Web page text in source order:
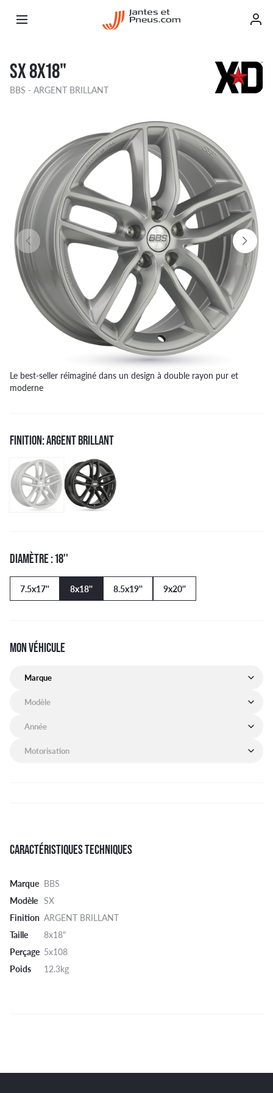
SX 8X18"
BBS - ARGENT BRILLANT
Le best-seller réimaginé dans un design à double rayon pur et
moderne
FINITION: ARGENT BRILLANT
DIAMÈTRE : 18''
7.5x17'' 8x18'' 8.5x19'' 9x20''
MON VÉHICULE
CARACTÉRISTIQUES TECHNIQUES
Marque BBS
Modèle SX
Finition ARGENT BRILLANT
Taille
8x18"
Perçage 5x108
Poids
12.3kg